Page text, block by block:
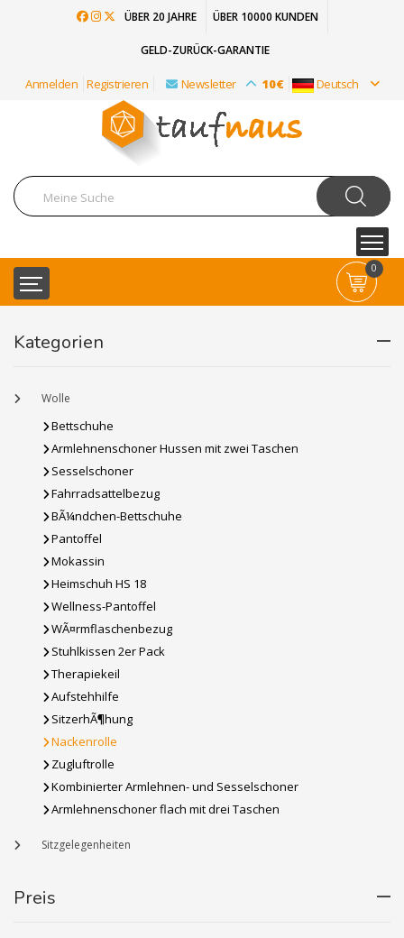
ÜBER 20 JAHRE ÜBER 10000 KUNDEN
GELD-ZURÜCK-GARANTIE
Anmelden Registrieren Newsletter 10€ Deutsch
0
Kategorien
Wolle
Bettschuhe
Armlehnenschoner Hussen mit zwei Taschen
Sesselschoner
Fahrradsattelbezug
BÃ¼ndchen-Bettschuhe
Pantoffel
Mokassin
Heimschuh HS 18
Wellness-Pantoffel
WÃ¤rmflaschenbezug
Stuhlkissen 2er Pack
Therapiekeil
Aufstehhilfe
SitzerhÃ¶hung
Nackenrolle
Zugluftrolle
Kombinierter Armlehnen- und Sesselschoner
Armlehnenschoner flach mit drei Taschen
Sitzgelegenheiten
Preis